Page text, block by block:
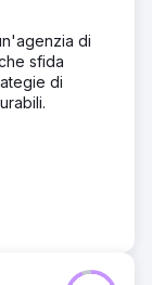
di
sfida
di